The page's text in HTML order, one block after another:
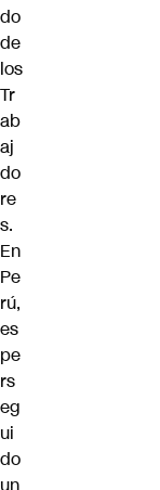
do
de
los
Tr
ab
aj
do
re
s.
En
Pe
rú,
es
pe
rs
eg
ui
do
un